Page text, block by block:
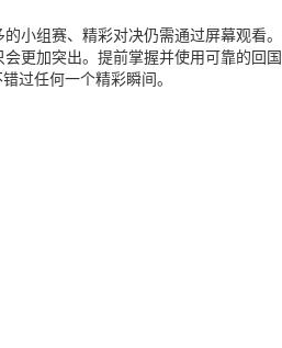
小组赛、精彩对决仍需通过屏幕观看
更加突出。提前掌握并使用可靠的回
过任何一个精彩瞬间。